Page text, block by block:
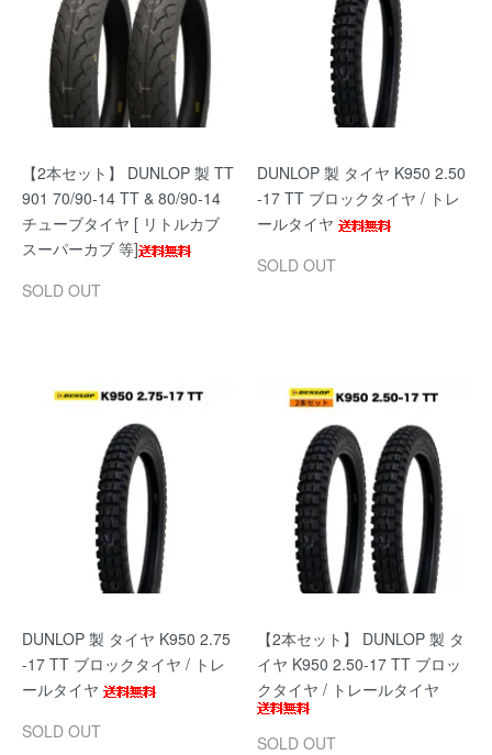
【2本セット】 DUNLOP 製 TT
901 70/90-14 TT & 80/90-14
チューブタイヤ [ リトルカブ
スーパーカブ 等]
SOLD OUT
DUNLOP 製 タイヤ K950 2.50
-17 TT ブロックタイヤ / トレ
ールタイヤ
SOLD OUT
DUNLOP 製 タイヤ K950 2.75
-17 TT ブロックタイヤ / トレ
ールタイヤ
SOLD OUT
【2本セット】 DUNLOP 製 タ
イヤ K950 2.50-17 TT ブロッ
クタイヤ / トレールタイヤ
SOLD OUT